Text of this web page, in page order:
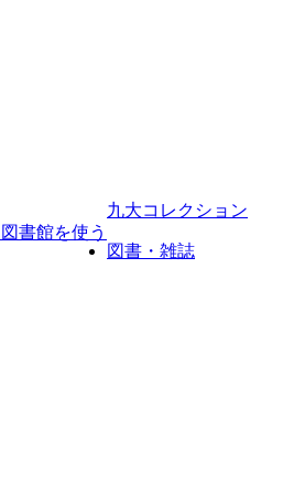
図書館を使う
九大コレクション
図書・雑誌